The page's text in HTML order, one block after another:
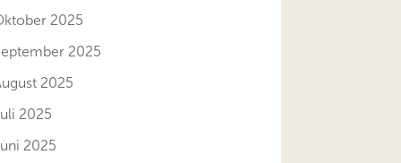
2025
2025
2025
2025
2025